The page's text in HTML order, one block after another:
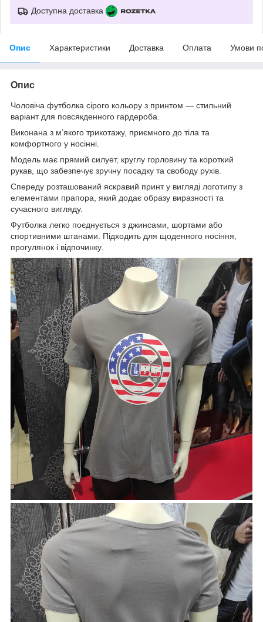
Доступна доставка
Опис Характеристики Доставка Оплата Умови
Опис
Чоловіча футболка сірого кольору з принтом — стильний
варіант для повсякденного гардероба.
Виконана з м’якого трикотажу, приємного до тіла та
комфортного у носінні.
Модель має прямий силует, круглу горловину та короткий
рукав, що забезпечує зручну посадку та свободу рухів.
Спереду розташований яскравий принт у вигляді логотипу з
елементами прапора, який додає образу виразності та
сучасного вигляду.
Футболка легко поєднується з джинсами, шортами або
спортивними штанами. Підходить для щоденного носіння,
прогулянок і відпочинку.